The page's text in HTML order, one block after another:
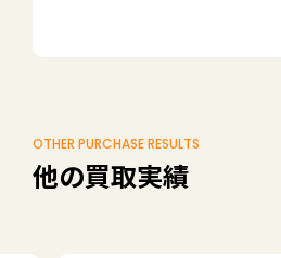
OTHER PURCHASE RESULTS
他の買取実績